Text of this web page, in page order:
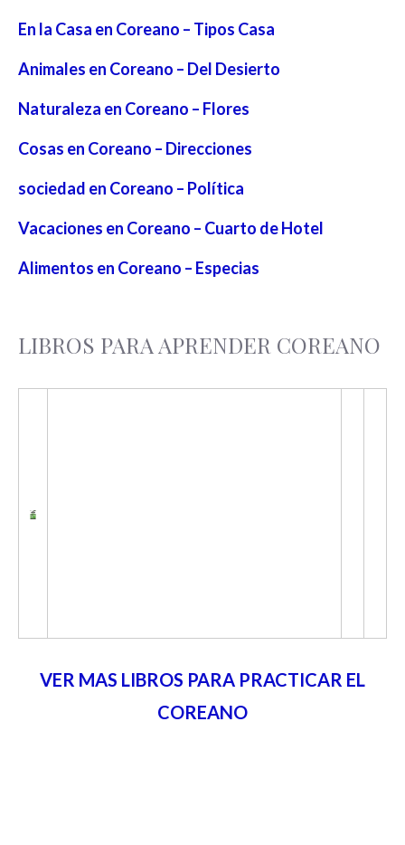
En la Casa en Coreano – Tipos Casa
Animales en Coreano – Del Desierto
Naturaleza en Coreano – Flores
Cosas en Coreano – Direcciones
sociedad en Coreano – Política
Vacaciones en Coreano – Cuarto de Hotel
Alimentos en Coreano – Especias
LIBROS PARA APRENDER COREANO
VER MAS LIBROS PARA PRACTICAR EL
COREANO